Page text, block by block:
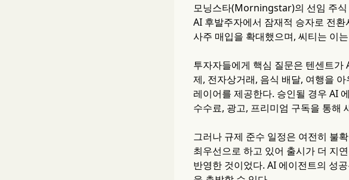
모닝스타(Morningstar)의 선임 주식
AI 후발주자에서 잠재적 승자로 전
사주 매입을 확대했으며, 씨티는 이
투자자들에게 핵심 질문은 텐센트가
제, 전자상거래, 음식 배달, 여행을
레이어를 제공한다. 승인될 경우 AI
수수료, 광고, 프리미엄 구독을 통해
그러나 규제 준수 일정은 여전히 불
최우선으로 하고 있어 출시가 더 지
반영한 것이었다. AI 에이전트의 성